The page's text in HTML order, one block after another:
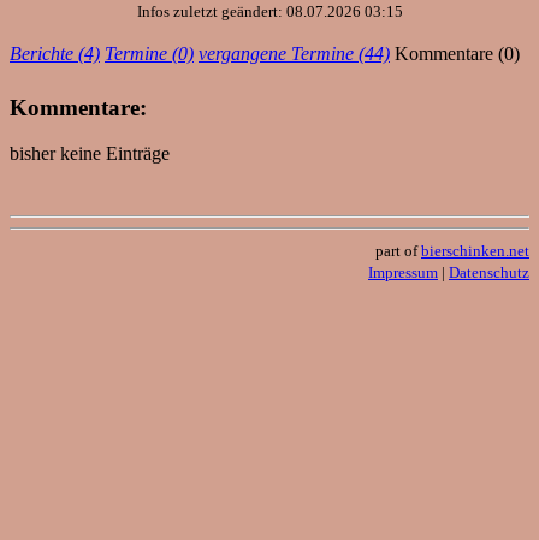
Infos zuletzt geändert: 08.07.2026 03:15
Berichte (4) Termine (0) vergangene Termine (44) Kommentare (0)
Kommentare:
bisher keine Einträge
part ofbierschinken.net
Impressum | Datenschutz